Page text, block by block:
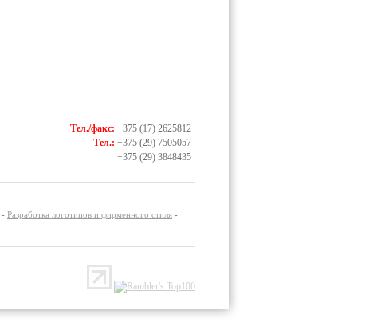
Тел./факс: +375 (17) 2625812
Тел.: +375 (29) 7505057
+375 (29) 3848435
- Разработка логотипов и фирменного стиля -